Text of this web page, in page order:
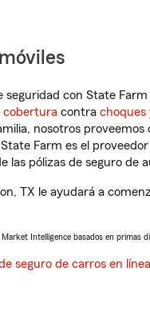
seguridad con State
cobertura contra choques
nosotros
Farm es el
las pólizas de seguro de
TX le ayudará a
Intelligence basados en primas
seguro de carros en línea